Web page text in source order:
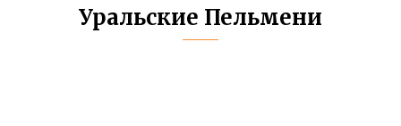
Уральские Пельмени